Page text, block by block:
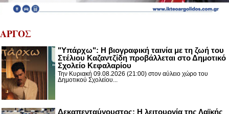
ΑΡΓΟΣ
"Υπάρχω": Η βιογραφική ταινία με τη ζωή του
Στέλιου Καζαντζίδη προβάλλεται στο Δημοτικό
Σχολείο Κεφαλαρίου
Την Κυριακή 09.08.2026 (21:00) στον αύλειο χώρο του
Δημοτικού Σχολείου...
Δεκαπενταύγουστος: H λειτουργία της Λαϊκής